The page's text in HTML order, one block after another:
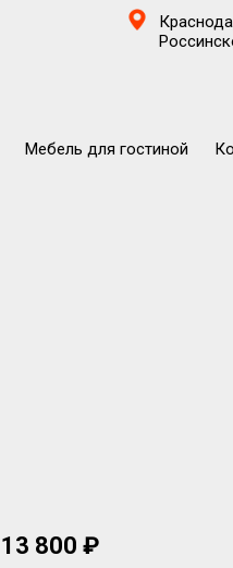
Мебель для гостиной
13 800 ₽